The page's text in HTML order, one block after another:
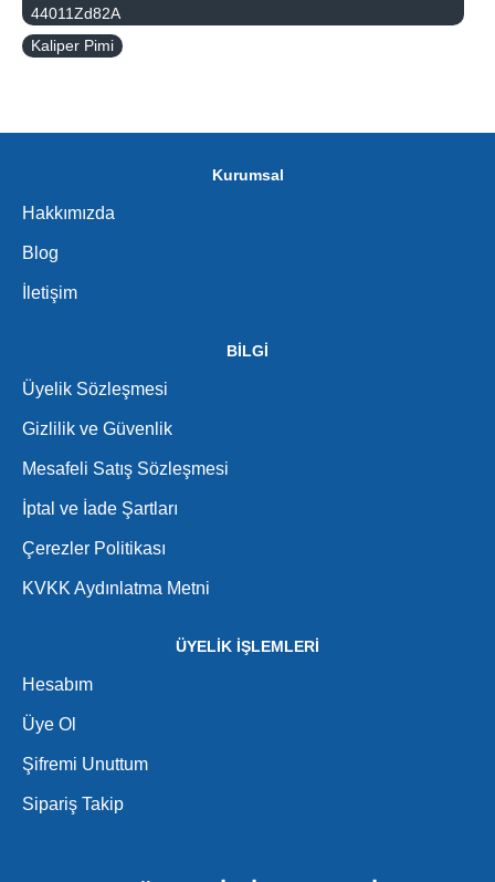
44011Zd82A
Kaliper Pimi
Kurumsal
Hakkımızda
Blog
İletişim
BİLGİ
Üyelik Sözleşmesi
Gizlilik ve Güvenlik
Mesafeli Satış Sözleşmesi
İptal ve İade Şartları
Çerezler Politikası
KVKK Aydınlatma Metni
ÜYELİK İŞLEMLERİ
Hesabım
Üye Ol
Şifremi Unuttum
Sipariş Takip